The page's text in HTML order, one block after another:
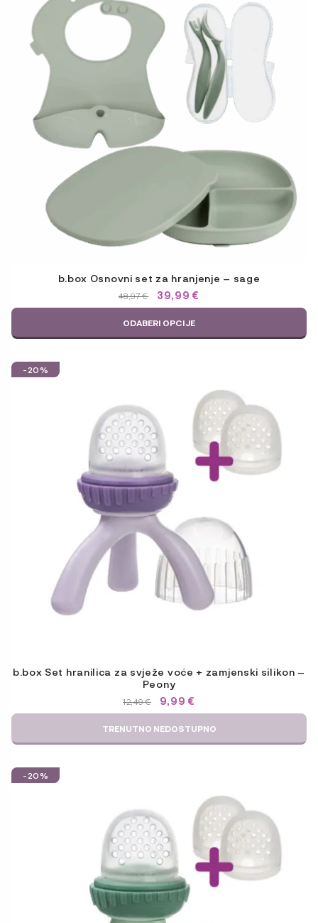
b.box Osnovni set za hranjenje – sage
48,97€
IZVORNA
CIJENA
JE:
48,97 €.
39,99€
CIJENA
ODABERI OPCIJE
b.box Set hranilica za svježe voće + zamjenski silikon –
Peony
-20%
12,49€
IZVORNA
CIJENA
JE:
12,49 €.
9,99€
CIJENA
9,99 €.
TRENUTNO NEDOSTUPNO
-20%